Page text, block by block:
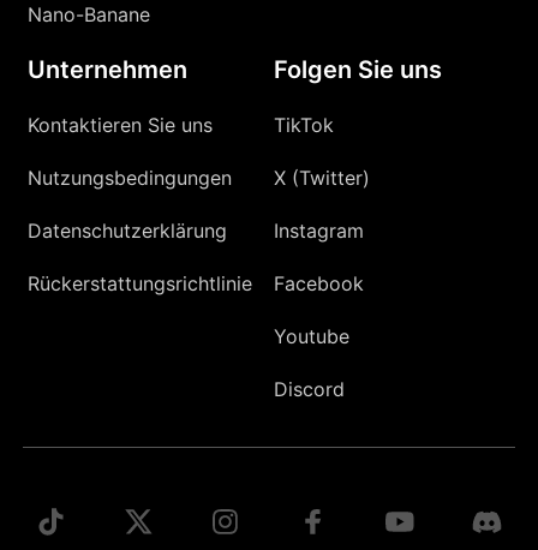
Nano-Banane
Unternehmen
Kontaktieren Sie uns
Nutzungsbedingungen
Datenschutzerklärung
Rückerstattungsrichtlinie
Folgen Sie uns
TikTok
X (Twitter)
Instagram
Facebook
Youtube
Discord